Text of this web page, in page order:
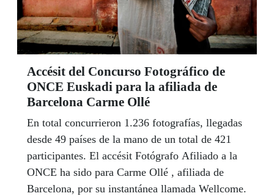
Accésit del Concurso Fotográfico de
ONCE Euskadi para la afiliada de
Barcelona Carme Ollé
En total concurrieron 1.236 fotografías, llegadas
desde 49 países de la mano de un total de 421
participantes. El accésit Fotógrafo Afiliado a la
ONCE ha sido para Carme Ollé , afiliada de
Barcelona, por su instantánea llamada Wellcome.